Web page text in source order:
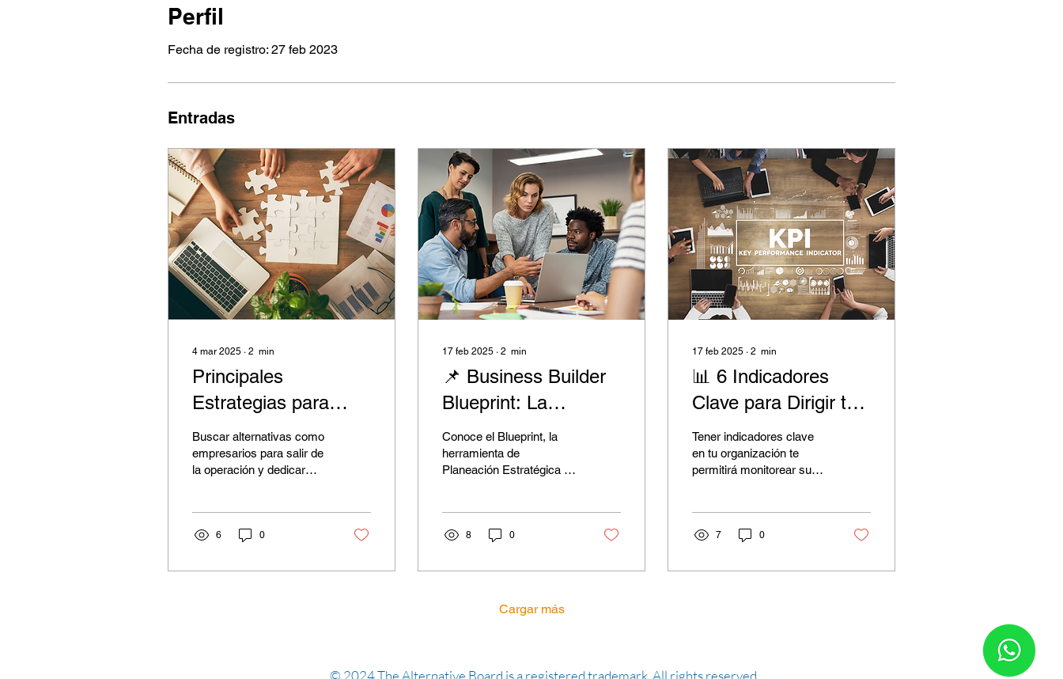
Perfil
Fecha de registro: 27 feb 2023
Entradas
4 mar 2025 ∙ 2 min
Principales
Estrategias para
Salirte de la
Operación
Buscar alternativas como
empresarios para salir de
la operación y dedicar
6 0
17 feb 2025 ∙ 2 min
📌 Business Builder
Blueprint: La
Herramienta que
Todo Dueño de
Negocio Necesita
Conoce el Blueprint, la
herramienta de
Planeación Estratégica de
8 0
17 feb 2025 ∙ 2 min
📊 6 Indicadores
Clave para Dirigir tu
Negocio con
Precisión 🚀
Tener indicadores clave
en tu organización te
permitirá monitorear su
Desempeño
7 0
Cargar más
© 2024 The Alternative Board is a registered trademark. All rights reserved.